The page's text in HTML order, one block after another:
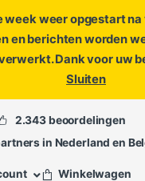
week weer opgestart
en berichten worden
Dank voor uw
Sluiten
ofopen een
2.343 beoordelingen
in Nederland en
Winkelwagen